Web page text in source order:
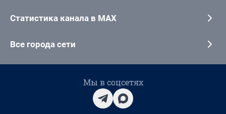
Статистика канала в MAX
Все города сети
Мы в соцсетях